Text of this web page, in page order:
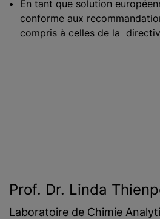
En tant que solution
conforme aux
compris à celles de la
Prof. Dr. Linda
Laboratoire de Chimie